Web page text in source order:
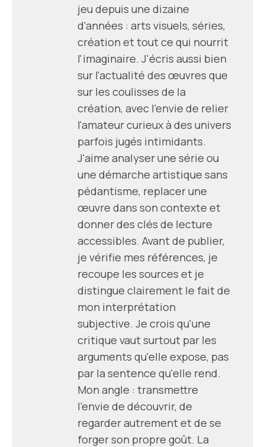
jeu depuis une dizaine
d'années : arts visuels, séries,
création et tout ce qui nourrit
l'imaginaire. J'écris aussi bien
sur l'actualité des œuvres que
sur les coulisses de la
création, avec l'envie de relier
l'amateur curieux à des univers
parfois jugés intimidants.
J'aime analyser une série ou
une démarche artistique sans
pédantisme, replacer une
œuvre dans son contexte et
donner des clés de lecture
accessibles. Avant de publier,
je vérifie mes références, je
recoupe les sources et je
distingue clairement le fait de
mon interprétation
subjective. Je crois qu'une
critique vaut surtout par les
arguments qu'elle expose, pas
par la sentence qu'elle rend.
Mon angle : transmettre
l'envie de découvrir, de
regarder autrement et de se
forger son propre goût. La